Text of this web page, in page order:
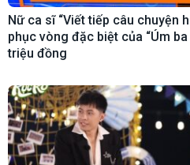
Nữ ca sĩ “Viết tiếp câu chuyện
phục vòng đặc biệt của “Úm
triệu đồng